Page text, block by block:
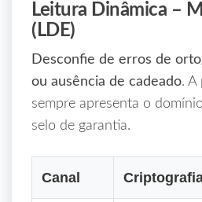
Leitura Dinâmica –
(LDE)
Desconfie de erros de
ou ausência de cadeado. A
sempre apresenta o
selo de garantia.
Canal